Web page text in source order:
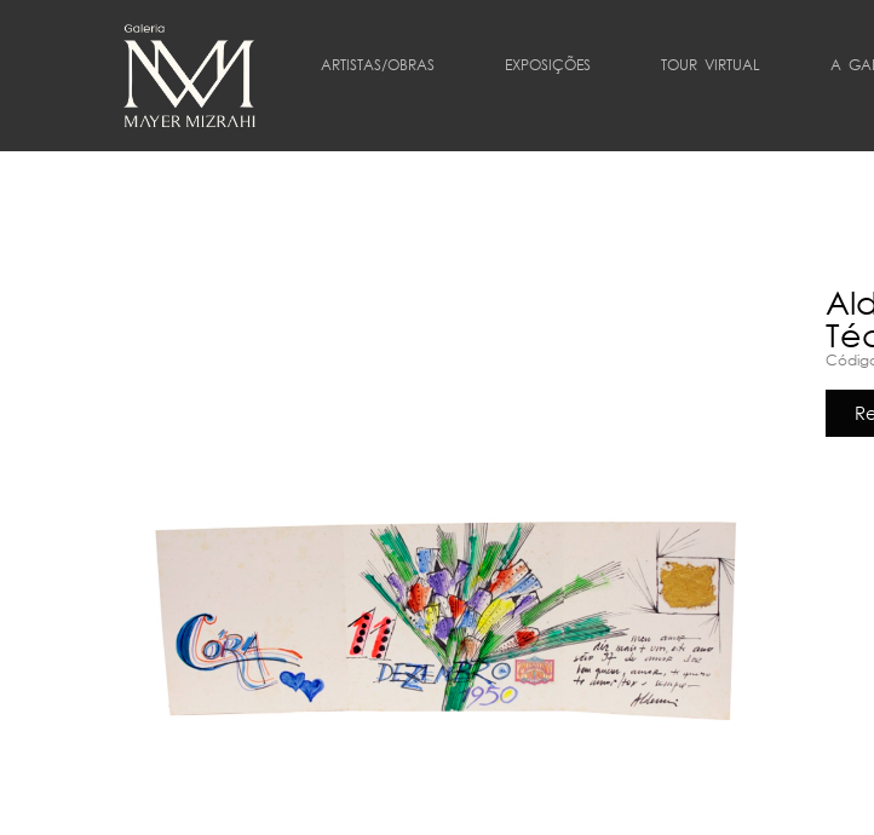
ARTISTAS/OBRAS EXPOSIÇÕES TOUR VIRTUAL A